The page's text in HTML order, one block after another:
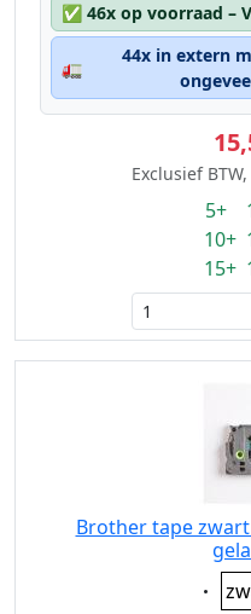
✅ 46x op voorraad –
🚛
44x in extern
Exclusief
5+
10+
15+
Brother tape zwart